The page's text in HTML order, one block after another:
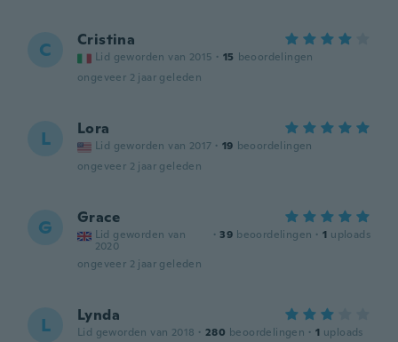
C Cristina
Lid geworden van 2015 · 15 beoordelingen
ongeveer 2 jaar geleden
L Lora
Lid geworden van 2017 · 19 beoordelingen
ongeveer 2 jaar geleden
G Grace
Lid geworden van
2020
· 39 beoordelingen · 1 uploads
ongeveer 2 jaar geleden
L Lynda
Lid geworden van 2018 · 280 beoordelingen · 1 uploads